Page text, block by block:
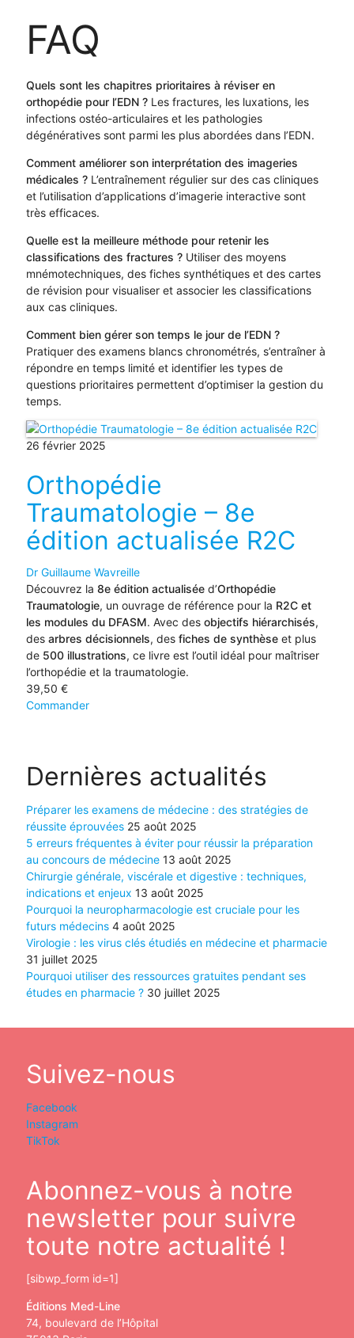
FAQ
Quels sont les chapitres prioritaires à réviser en
orthopédie pour l’EDN ?Les fractures, les luxations, les
infections ostéo-articulaires et les pathologies
dégénératives sont parmi les plus abordées dans l’EDN.
Comment améliorer son interprétation des imageries
médicales ?L’entraînement régulier sur des cas cliniques
et l’utilisation d’applications d’imagerie interactive sont
très efficaces.
Quelle est la meilleure méthode pour retenir les
classifications des fractures ?Utiliser des moyens
mnémotechniques, des fiches synthétiques et des cartes
de révision pour visualiser et associer les classifications
aux cas cliniques.
Comment bien gérer son temps le jour de l’EDN ?
Pratiquer des examens blancs chronométrés, s’entraîner à
répondre en temps limité et identifier les types de
questions prioritaires permettent d’optimiser la gestion du
temps.
26 février 2025
Orthopédie
Traumatologie – 8e
édition actualisée R2C
Dr Guillaume Wavreille
Découvrez la 8e édition actualiséed’Orthopédie
Traumatologie, un ouvrage de référence pour la R2C et
les modules du DFASM. Avec des objectifs hiérarchisés,
des arbres décisionnels, des fiches de synthèseet plus
de 500 illustrations, ce livre est l’outil idéal pour maîtriser
l’orthopédie et la traumatologie.
39,50 €
Commander
Dernières actualités
Préparer les examens de médecine : des stratégies de
réussite éprouvées 25 août 2025
5 erreurs fréquentes à éviter pour réussir la préparation
au concours de médecine 13 août 2025
Chirurgie générale, viscérale et digestive : techniques,
indications et enjeux 13 août 2025
Pourquoi la neuropharmacologie est cruciale pour les
futurs médecins 4 août 2025
Virologie : les virus clés étudiés en médecine et pharmacie
31 juillet 2025
Pourquoi utiliser des ressources gratuites pendant ses
études en pharmacie ? 30 juillet 2025
Suivez-nous
Facebook
Instagram
TikTok
Abonnez-vous à notre
newsletter pour suivre
toute notre actualité !
[sibwp_form id=1]
Éditions Med-Line
74, boulevard de l’Hôpital